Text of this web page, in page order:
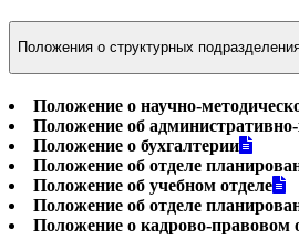
Положения о структурных
Положение о научно-
Положение об административно-
Положение о бухгалтерии
Положение об отделе
Положение об учебном отделе
Положение об отделе
Положение о кадрово-правовом